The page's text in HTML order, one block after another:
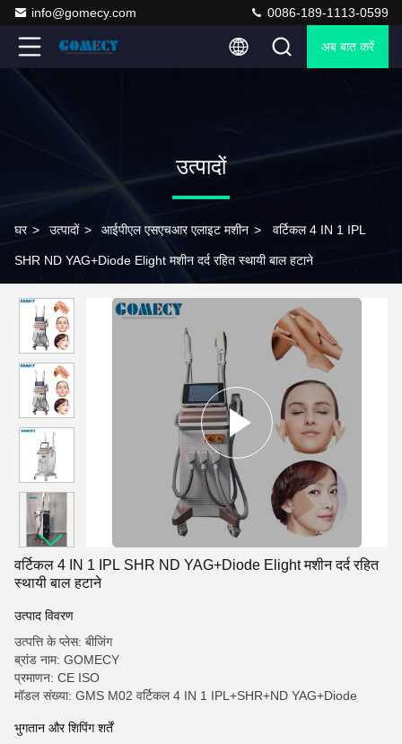
info@gomecy.com 0086-189-1113-0599
अब बात करें
उत्पादों
घर > उत्पादों > आईपीएल एसएचआर एलाइट मशीन > वर्टिकल 4 IN 1 IPL
SHR ND YAG+Diode Elight मशीन दर्द रहित स्थायी बाल हटाने
वर्टिकल 4 IN 1 IPL SHR ND YAG+Diode Elight मशीन दर्द रहित
स्थायी बाल हटाने
उत्पाद विवरण
उत्पत्ति के प्लेस: बीजिंग
ब्रांड नाम: GOMECY
प्रमाणन: CE ISO
मॉडल संख्या: GMS M02 वर्टिकल 4 IN 1 IPL+SHR+ND YAG+Diode
भुगतान और शिपिंग शर्तें